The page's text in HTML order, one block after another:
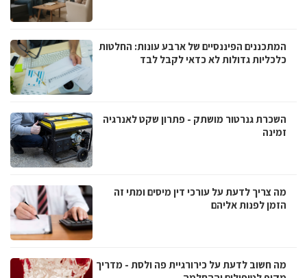
המתכננים הפיננסיים של ארבע עונות: החלטות
כלכליות גדולות לא כדאי לקבל לבד
השכרת גנרטור מושתק - פתרון שקט לאנרגיה
זמינה
מה צריך לדעת על עורכי דין מיסים ומתי זה
הזמן לפנות אליהם
מה חשוב לדעת על כירורגיית פה ולסת - מדריך